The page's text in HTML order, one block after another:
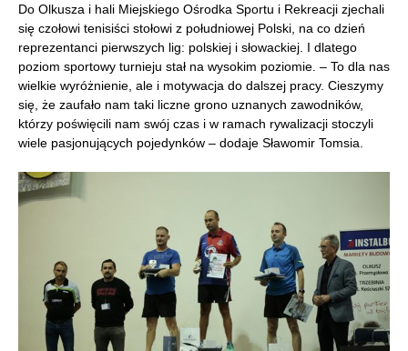
Do Olkusza i hali Miejskiego Ośrodka Sportu i Rekreacji zjechali
się czołowi tenisiści stołowi z południowej Polski, na co dzień
reprezentanci pierwszych lig: polskiej i słowackiej. I dlatego
poziom sportowy turnieju stał na wysokim poziomie. – To dla nas
wielkie wyróżnienie, ale i motywacja do dalszej pracy. Cieszymy
się, że zaufało nam taki liczne grono uznanych zawodników,
którzy poświęcili nam swój czas i w ramach rywalizacji stoczyli
wiele pasjonujących pojedynków – dodaje Sławomir Tomsia.